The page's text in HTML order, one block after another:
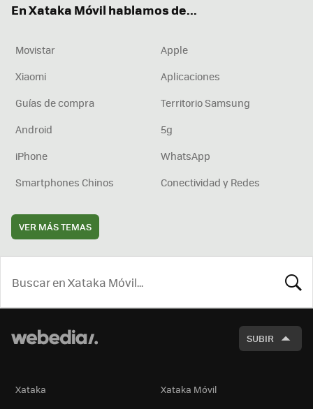
En Xataka Móvil hablamos de...
Movistar
Apple
Xiaomi
Aplicaciones
Guías de compra
Territorio Samsung
Android
5g
iPhone
WhatsApp
Smartphones Chinos
Conectividad y Redes
VER MÁS TEMAS
SUBIR
Xataka
Xataka Móvil